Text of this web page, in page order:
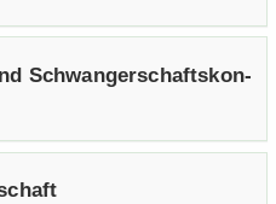
Schwan­ger­schafts­kon­